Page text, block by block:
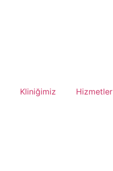
Kliniğimiz Hizmetler